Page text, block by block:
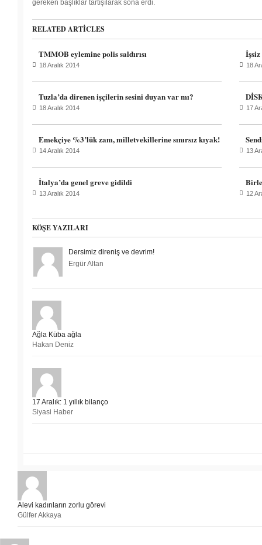
gereken başlıklar tartışılarak sona erdi.
RELATED ARTICLES
TMMOB eylemine polis saldırısı
18 Aralık 2014
İşsiz
18
Tuzla’da direnen işçilerin sesini duyan var mı?
18 Aralık 2014 17
Emekçiye %3’lük zam, milletvekillerine sınırsız kıyak!
14 Aralık 2014 13
İtalya’da genel greve gidildi
13 Aralık 2014 12
KÖŞE YAZILARI
Dersimiz direniş ve devrim!
Ergür Altan
Ağla Küba ağla
Hakan Deniz
17 Aralık: 1 yıllık bilanço
Siyasi Haber
Alevi kadınların zorlu görevi
Gülfer Akkaya